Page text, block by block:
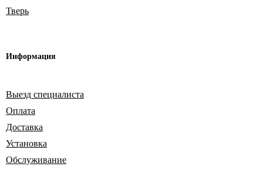
Тверь
Информация
Выезд специалиста
Оплата
Доставка
Установка
Обслуживание